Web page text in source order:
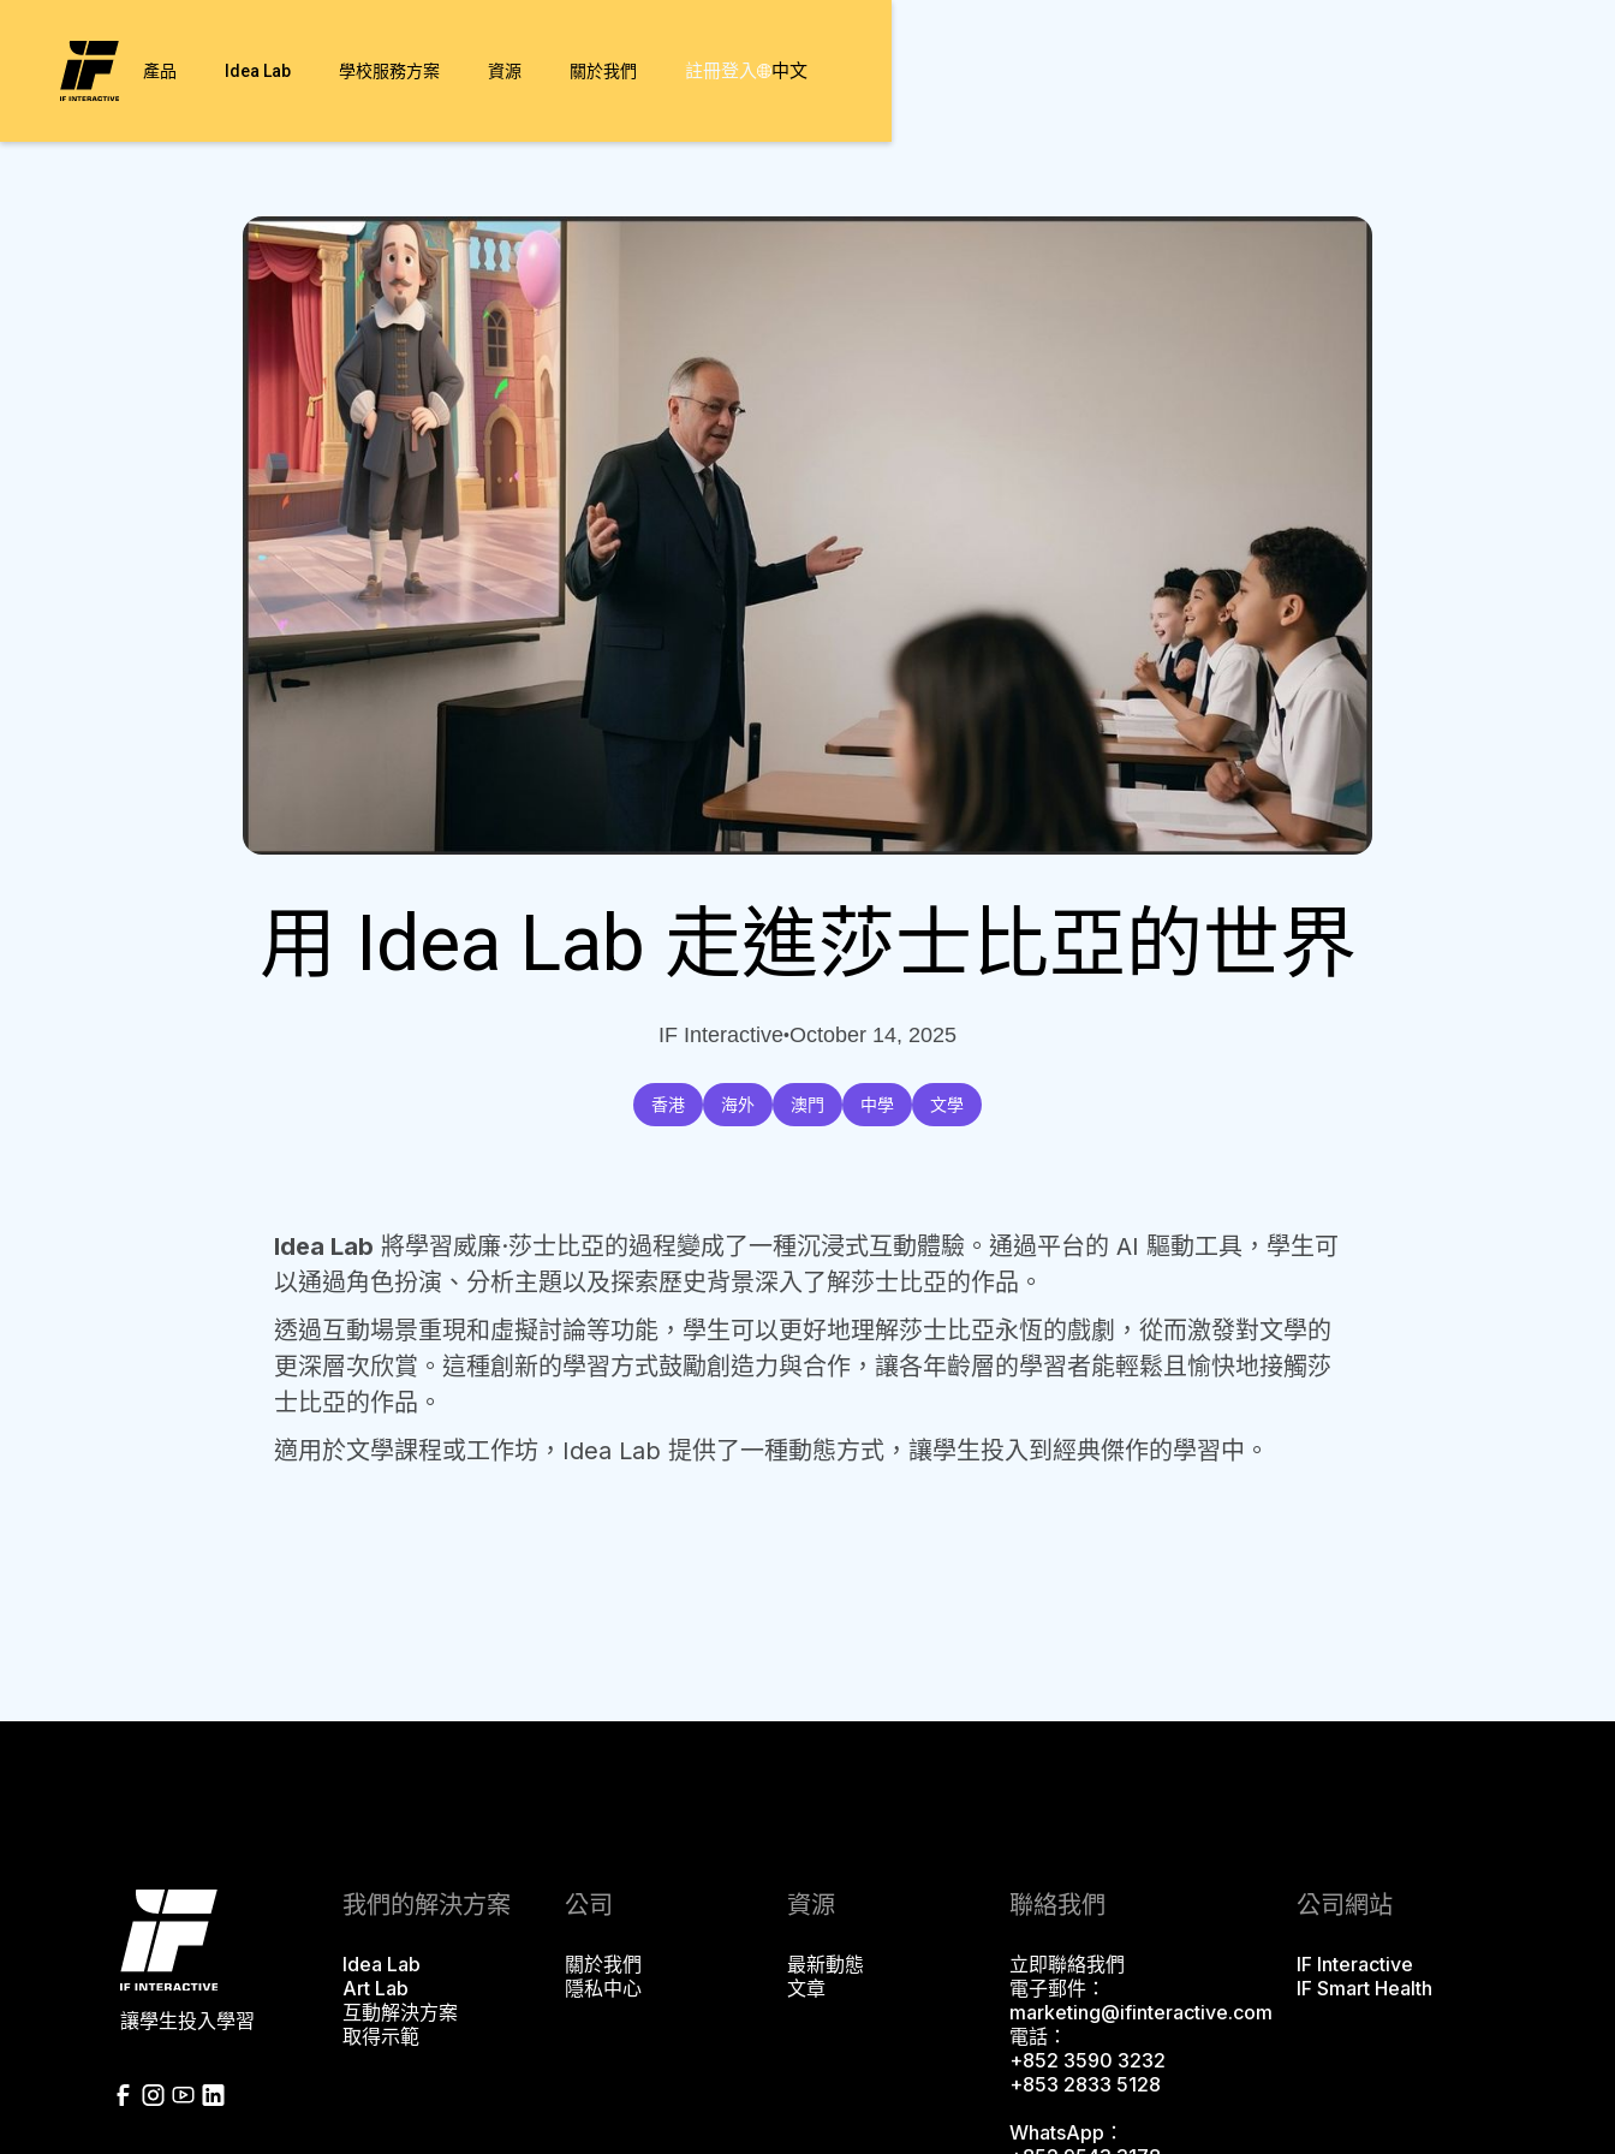
產品 Idea Lab 學校服務方案 資源 關於我們 註冊登入 中文
用 Idea Lab 走進莎士比亞的世界
IF Interactive•October 14, 2025
文學
中學
香港 海外 澳門
Idea Lab 將學習威廉·莎士比亞的過程變成了一種沉浸式互動體驗。通過平台的 AI 驅動工具，學生可
以通過角色扮演、分析主題以及探索歷史背景深入了解莎士比亞的作品。
透過互動場景重現和虛擬討論等功能，學生可以更好地理解莎士比亞永恆的戲劇，從而激發對文學的
更深層次欣賞。這種創新的學習方式鼓勵創造力與合作，讓各年齡層的學習者能輕鬆且愉快地接觸莎
士比亞的作品。
適用於文學課程或工作坊，Idea Lab 提供了一種動態方式，讓學生投入到經典傑作的學習中。
讓學生投入學習
我們的解決方案
Idea Lab
Art Lab
互動解決方案
取得示範
公司
關於我們
隱私中心
資源
最新動態
文章
聯絡我們
立即聯絡我們
電子郵件：
marketing@ifinteractive.com
電話：
+852 3590 3232
+853 2833 5128
WhatsApp：
公司網站
IF Interactive
IF Smart Health